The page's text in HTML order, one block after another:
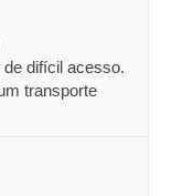
difícil acesso.
transporte